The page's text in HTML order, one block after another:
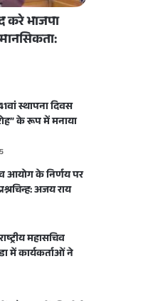
करे भाजपा
स्थापना दिवस
के रूप में मनाया
आयोग के निर्णय पर
अजय राय
महासचिव
में कार्यकर्ताओं ने